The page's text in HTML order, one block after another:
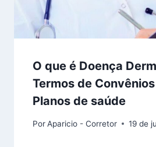
O que é Doença
Termos de
Planos de saúde
PorAparicio - Corretor 19 de